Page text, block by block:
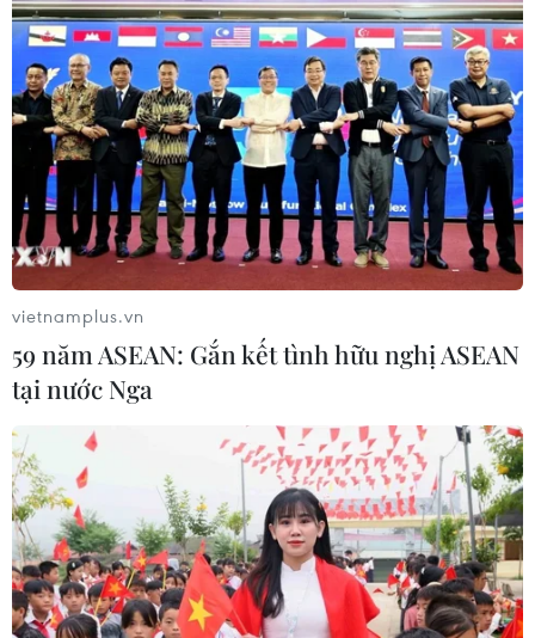
vietnamplus.vn
59 năm ASEAN: Gắn kết tình hữu nghị ASEAN
tại nước Nga